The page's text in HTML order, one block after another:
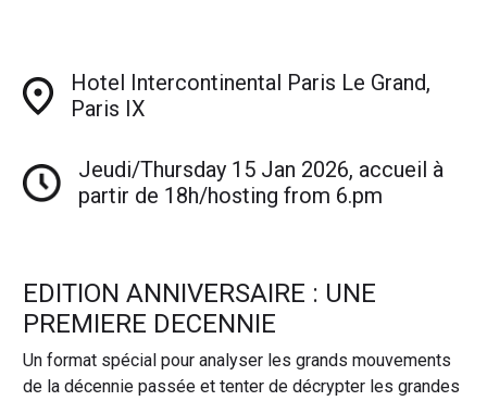
Hotel Intercontinental Paris Le Grand,
Paris IX
Jeudi/Thursday 15 Jan 2026, accueil à
partir de 18h/hosting from 6.pm
EDITION ANNIVERSAIRE : UNE
PREMIERE DECENNIE
Un format spécial pour analyser les grands mouvements
de la décennie passée et tenter de décrypter les grandes